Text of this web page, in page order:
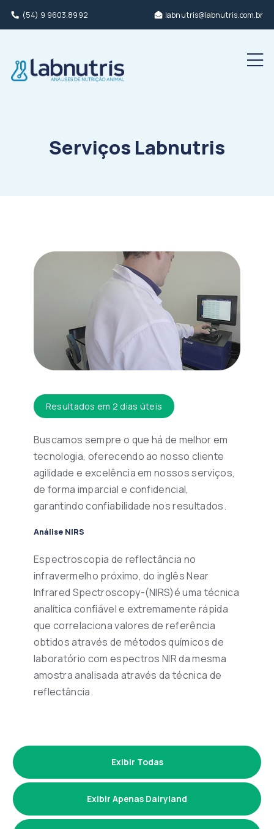
(54) 9 9603.8992 labnutris@labnutris.com.br
Serviços Labnutris
Resultados em 2 dias úteis
Buscamos sempre o que há de melhor em
tecnologia, oferecendo ao nosso cliente
agilidade e excelência em nossos serviços,
de forma imparcial e confidencial,
garantindo confiabilidade nos resultados.
Análise NIRS
Espectroscopia de reflectância no
infravermelho próximo, do inglês Near
Infrared Spectroscopy-(NIRS)é uma técnica
analítica confiável e extremamente rápida
que correlaciona valores de referência
obtidos através de métodos químicos de
laboratório com espectros NIR da mesma
amostra analisada através da técnica de
reflectância.
Exibir Todas
Exibir Apenas Dairyland